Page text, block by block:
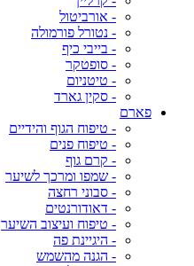
- אורביטול
- נטורל פורמולה
- בייבי כיף
- סופטקר
- טיטניום
- סקין גארד
פארם
- טיפוח הגוף והידיים
- טיפוח פנים
- קרם גוף
- שמפו ומרכך לשיער
- סבוני רחצה
- דאודורנטים
- טיפוח ועיצוב השיער
- היגיינת פה
- הגנה מהשמש